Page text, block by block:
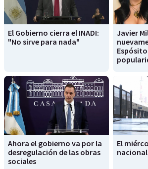
El Gobierno cierra el INADI:
"No sirve para nada"
Javier
Ahora el gobierno va por la
desregulación de las obras
sociales
El